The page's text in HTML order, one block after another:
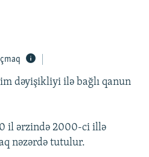
dəyişikliyi ilə bağlı qanun
il ərzində 2000-ci illə
nəzərdə tutulur.